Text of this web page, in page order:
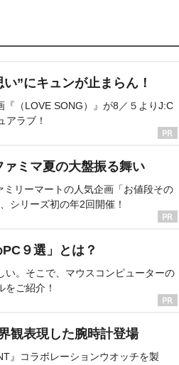
”にキュンが止まらん！
（LOVE SONG）』が8／５よりJ:C
アラブ！
ミマ夏の大盤振る舞い
リーマートの人気企画「お値段その
シリーズ初の年2回開催！
９選」とは？
い。そこで、マウスコンピューターの
ご紹介！
観表現した腕時計登場
』コラボレーションウオッチを製